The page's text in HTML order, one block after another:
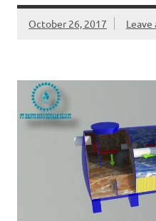
October 26, 2017 Leave